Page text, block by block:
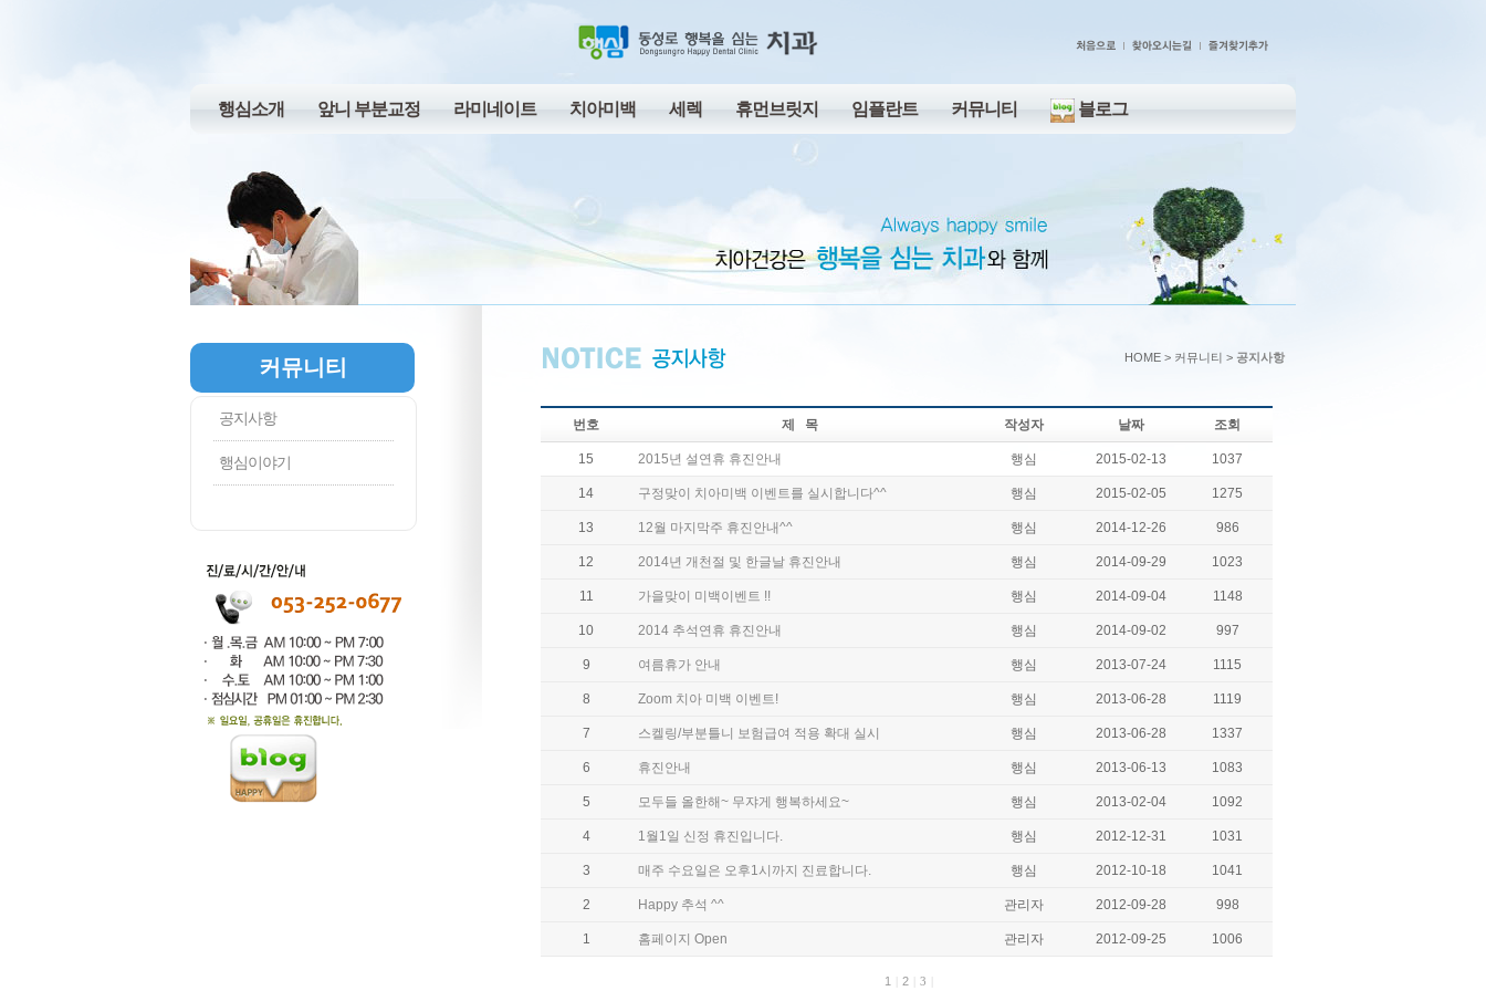
행심소개 앞니 부분교정 라미네이트 치아미백 세렉 휴먼브릿지 임플란트 커뮤니티 블로그
커뮤니티
공지사항
행심이야기
HOME > 커뮤니티 > 공지사항
번호 제 목 작성자 날짜 조회
15 2015년 설연휴 휴진안내 행심 2015-02-13 1037
14 구정맞이 치아미백 이벤트를 실시합니다^^ 행심 2015-02-05 1275
13 12월 마지막주 휴진안내^^ 행심 2014-12-26 986
12 2014년 개천절 및 한글날 휴진안내 행심 2014-09-29 1023
11 가을맞이 미백이벤트 !! 행심 2014-09-04 1148
10 2014 추석연휴 휴진안내 행심 2014-09-02 997
9 여름휴가 안내 행심 2013-07-24 1115
8 Zoom 치아 미백 이벤트! 행심 2013-06-28 1119
7 스켈링/부분틀니 보험급여 적용 확대 실시 행심 2013-06-28 1337
6 휴진안내 행심 2013-06-13 1083
5 모두들 올한해~ 무쟈게 행복하세요~ 행심 2013-02-04 1092
4 1월1일 신정 휴진입니다. 행심 2012-12-31 1031
3 매주 수요일은 오후1시까지 진료합니다. 행심 2012-10-18 1041
2 Happy 추석 ^^ 관리자 2012-09-28 998
1 홈페이지 Open 관리자 2012-09-25 1006
1 2 3